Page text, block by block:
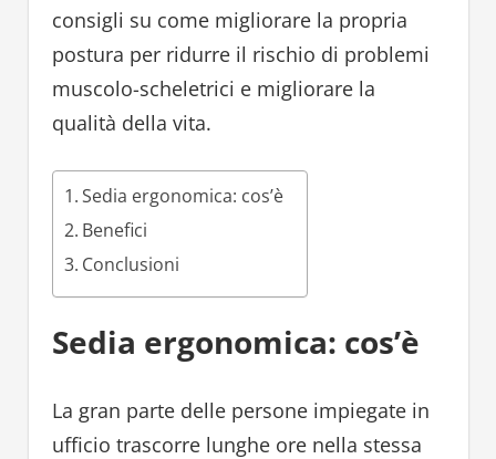
consigli su come migliorare la propria
postura per ridurre il rischio di problemi
muscolo-scheletrici e migliorare la
qualità della vita.
Sedia ergonomica: cos’è
Benefici
Conclusioni
Sedia ergonomica: cos’è
La gran parte delle persone impiegate in
ufficio trascorre lunghe ore nella stessa